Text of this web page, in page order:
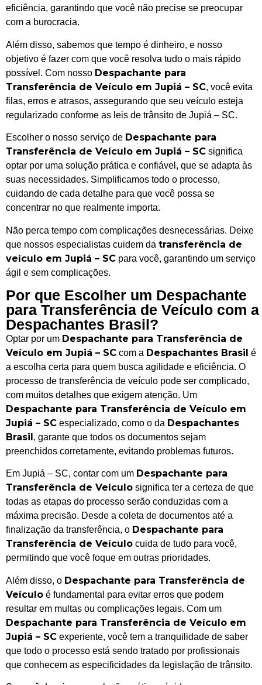
eficiência, garantindo que você não precise se preocupar
com a burocracia.
Além disso, sabemos que tempo é dinheiro, e nosso
objetivo é fazer com que você resolva tudo o mais rápido
possível. Com nosso Despachante para
Transferência de Veículo em Jupiá – SC, você evita
filas, erros e atrasos, assegurando que seu veículo esteja
regularizado conforme as leis de trânsito de Jupiá – SC.
Escolher o nosso serviço de Despachante para
Transferência de Veículo em Jupiá – SC significa
optar por uma solução prática e confiável, que se adapta às
suas necessidades. Simplificamos todo o processo,
cuidando de cada detalhe para que você possa se
concentrar no que realmente importa.
Não perca tempo com complicações desnecessárias. Deixe
que nossos especialistas cuidem da transferência de
veículo em Jupiá – SC para você, garantindo um serviço
ágil e sem complicações.
Por que Escolher um Despachante
para Transferência de Veículo com a
Despachantes Brasil?
Optar por um Despachante para Transferência de
Veículo em Jupiá – SC com a Despachantes Brasil é
a escolha certa para quem busca agilidade e eficiência. O
processo de transferência de veículo pode ser complicado,
com muitos detalhes que exigem atenção. Um
Despachante para Transferência de Veículo em
Jupiá – SC especializado, como o da Despachantes
Brasil, garante que todos os documentos sejam
preenchidos corretamente, evitando problemas futuros.
Em Jupiá – SC, contar com um Despachante para
Transferência de Veículo significa ter a certeza de que
todas as etapas do processo serão conduzidas com a
máxima precisão. Desde a coleta de documentos até a
finalização da transferência, o Despachante para
Transferência de Veículo cuida de tudo para você,
permitindo que você foque em outras prioridades.
Além disso, o Despachante para Transferência de
Veículo é fundamental para evitar erros que podem
resultar em multas ou complicações legais. Com um
Despachante para Transferência de Veículo em
Jupiá – SC experiente, você tem a tranquilidade de saber
que todo o processo está sendo tratado por profissionais
que conhecem as especificidades da legislação de trânsito.